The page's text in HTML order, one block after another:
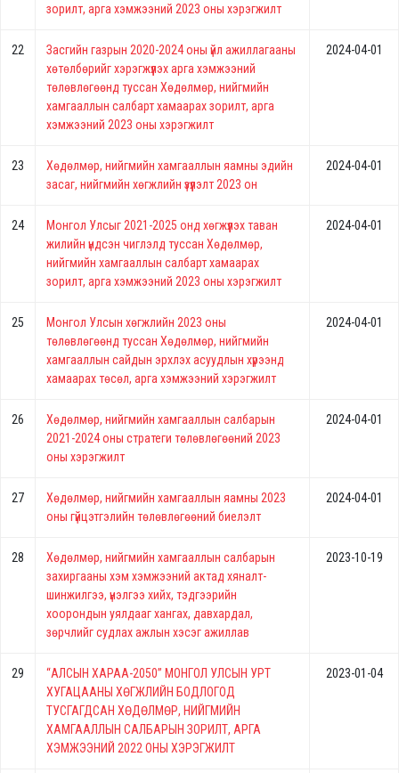
зорилт, арга хэмжээний 2023 оны хэрэгжилт
22
Засгийн газрын 2020-2024 оны үйл ажиллагааны
хөтөлбөрийг хэрэгжүүлэх арга хэмжээний
төлөвлөгөөнд туссан Хөдөлмөр, нийгмийн
хамгааллын салбарт хамаарах зорилт, арга
хэмжээний 2023 оны хэрэгжилт
2024-04-01
23
Хөдөлмөр, нийгмийн хамгааллын яамны эдийн
засаг, нийгмийн хөгжлийн үзүүлэлт 2023 он
2024-04-01
24
Монгол Улсыг 2021-2025 онд хөгжүүлэх таван
жилийн үндсэн чиглэлд туссан Хөдөлмөр,
нийгмийн хамгааллын салбарт хамаарах
зорилт, арга хэмжээний 2023 оны хэрэгжилт
2024-04-01
25
Монгол Улсын хөгжлийн 2023 оны
төлөвлөгөөнд туссан Хөдөлмөр, нийгмийн
хамгааллын сайдын эрхлэх асуудлын хүрээнд
хамаарах төсөл, арга хэмжээний хэрэгжилт
2024-04-01
26
Хөдөлмөр, нийгмийн хамгааллын салбарын
2021-2024 оны стратеги төлөвлөгөөний 2023
оны хэрэгжилт
2024-04-01
27
Хөдөлмөр, нийгмийн хамгааллын яамны 2023
оны гүйцэтгэлийн төлөвлөгөөний биелэлт
2024-04-01
28
Хөдөлмөр, нийгмийн хамгааллын салбарын
захиргааны хэм хэмжээний актад хяналт-
шинжилгээ, үнэлгээ хийх, тэдгээрийн
хоорондын уялдааг хангах, давхардал,
зөрчлийг судлах ажлын хэсэг ажиллав
2023-10-19
29
“АЛСЫН ХАРАА-2050” МОНГОЛ УЛСЫН УРТ
ХУГАЦААНЫ ХӨГЖЛИЙН БОДЛОГОД
ТУСГАГДСАН ХӨДӨЛМӨР, НИЙГМИЙН
ХАМГААЛЛЫН САЛБАРЫН ЗОРИЛТ, АРГА
ХЭМЖЭЭНИЙ 2022 ОНЫ ХЭРЭГЖИЛТ
2023-01-04